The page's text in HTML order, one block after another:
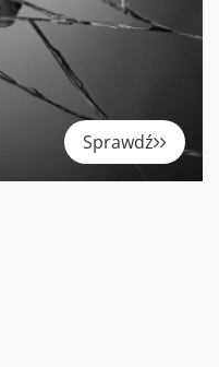
Sprawdź